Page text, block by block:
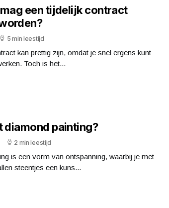
een tijdelijk contract
5 min leestijd
kan prettig zijn, omdat je snel ergens kunt
Toch is het...
diamond painting?
2 min leestijd
is een vorm van ontspanning, waarbij je met
steentjes een kuns...